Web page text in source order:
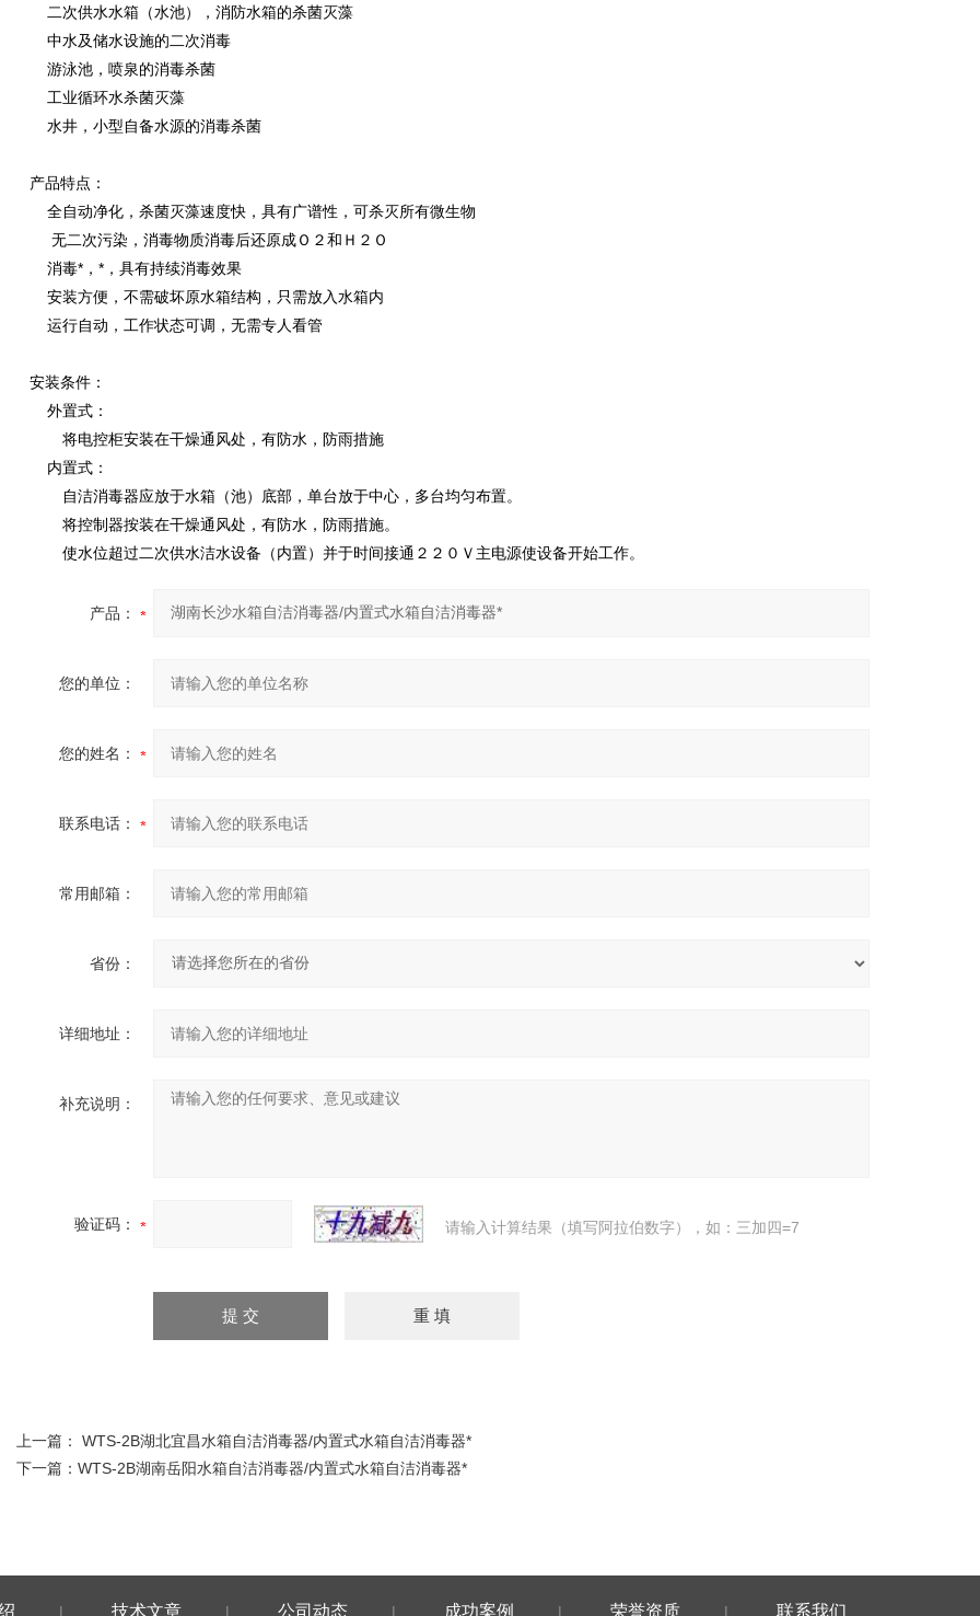
二次供水水箱（水池），消防水箱的杀菌灭藻
中水及储水设施的二次消毒
游泳池，喷泉的消毒杀菌
工业循环水杀菌灭藻
水井，小型自备水源的消毒杀菌
产品特点：
全自动净化，杀菌灭藻速度快，具有广谱性，可杀灭所有微生物
无二次污染，消毒物质消毒后还原成Ｏ２和Ｈ２Ｏ
消毒*，*，具有持续消毒效果
安装方便，不需破坏原水箱结构，只需放入水箱内
运行自动，工作状态可调，无需专人看管
安装条件：
外置式：
将电控柜安装在干燥通风处，有防水，防雨措施
内置式：
自洁消毒器应放于水箱（池）底部，单台放于中心，多台均匀布置。
将控制器按装在干燥通风处，有防水，防雨措施。
使水位超过二次供水洁水设备（内置）并于时间接通２２０Ｖ主电源使设备开始工作。
产品：
您的单位：
您的姓名：
联系电话：
常用邮箱：
省份：
详细地址：
补充说明：
验证码： 请输入计算结果（填写阿拉伯数字），如：三加四=7
上一篇： WTS-2B湖北宜昌水箱自洁消毒器/内置式水箱自洁消毒器*
下一篇： WTS-2B湖南岳阳水箱自洁消毒器/内置式水箱自洁消毒器*
| 技术文章 | 公司动态 | 成功案例 | 荣誉资质 | 联系我们